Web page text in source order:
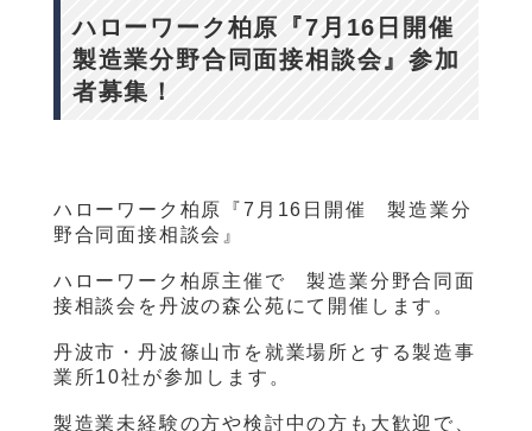
ハローワーク柏原『7月16日開催
製造業分野合同面接相談会』参加
者募集！
ハローワーク柏原『7月16日開催 製造業分
野合同面接相談会』
ハローワーク柏原主催で 製造業分野合同面
接相談会を丹波の森公苑にて開催します。
丹波市・丹波篠山市を就業場所とする製造事
業所10社が参加します。
製造業未経験の方や検討中の方も大歓迎で、